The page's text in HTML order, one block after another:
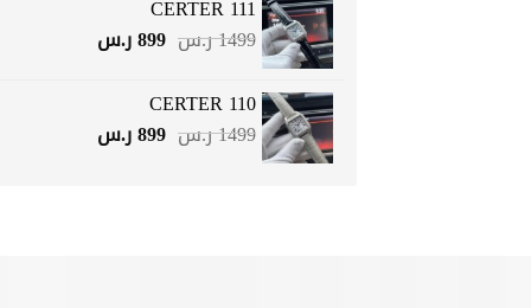
1499 ر.س.
CERTER 111
1499ر.س السعر
الأصلي
هو:
1499 ر.س.
899ر.سالسعر
CERTER 110
1499ر.س السعر
الأصلي
899ر.سالسعر